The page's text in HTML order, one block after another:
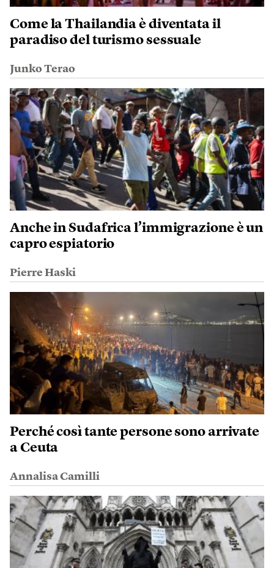
Come la Thailandia è diventata il
paradiso del turismo sessuale
Junko Terao
Anche in Sudafrica l’immigrazione è un
capro espiatorio
Pierre Haski
Perché così tante persone sono arrivate
a Ceuta
Annalisa Camilli